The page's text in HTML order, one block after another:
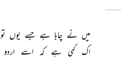
میں نے چاہا ہے جسے یوں تو
اک کمی ہے کہ اسے اردو